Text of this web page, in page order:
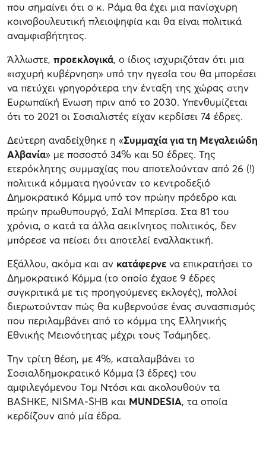
που σημαίνει ότι ο κ. Ράμα θα έχει μια πανίσχυρη
κοινοβουλευτική πλειοψηφία και θα είναι πολιτικά
αναμφισβήτητος.
Άλλωστε, προεκλογικά, ο ίδιος ισχυριζόταν ότι μια
«ισχυρή κυβέρνηση» υπό την ηγεσία του θα μπορέσει
να πετύχει γρηγορότερα την ένταξη της χώρας στην
Ευρωπαϊκή Ενωση πριν από το 2030. Υπενθυμίζεται
ότι το 2021 οι Σοσιαλιστές είχαν κερδίσει 74 έδρες.
Δεύτερη αναδείχθηκε η «Συμμαχία για τη Μεγαλειώδη
Αλβανία» με ποσοστό 34% και 50 έδρες. Της
ετερόκλητης συμμαχίας που αποτελούνταν από 26 (!)
πολιτικά κόμματα ηγούνταν το κεντροδεξιό
Δημοκρατικό Κόμμα υπό τον πρώην πρόεδρο και
πρώην πρωθυπουργό, Σαλί Μπερίσα. Στα 81 του
χρόνια, ο κατά τα άλλα αεικίνητος πολιτικός, δεν
μπόρεσε να πείσει ότι αποτελεί εναλλακτική.
Εξάλλου, ακόμα και αν κατάφερνε να επικρατήσει το
Δημοκρατικό Κόμμα (το οποίο έχασε 9 έδρες
συγκριτικά με τις προηγούμενες εκλογές), πολλοί
διερωτούνταν πώς θα κυβερνούσε ένας συνασπισμός
που περιλαμβάνει από το κόμμα της Ελληνικής
Εθνικής Μειονότητας μέχρι τους Τσάμηδες.
Την τρίτη θέση, με 4%, καταλαμβάνει το
Σοσιαλδημοκρατικό Κόμμα (3 έδρες) του
αμφιλεγόμενου Τομ Ντόσι και ακολουθούν τα
BASHKE, NISMA-SHB και MUNDESIA, τα οποία
κερδίζουν από μία έδρα.